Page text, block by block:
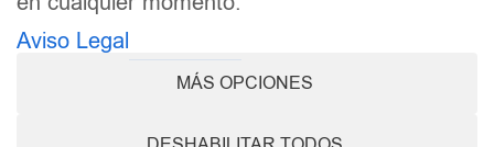
o
o
g
r
m
Aviso Legal Política de Cookies
Política de Privacidad
Aviso Legal
MÁS OPCIONES